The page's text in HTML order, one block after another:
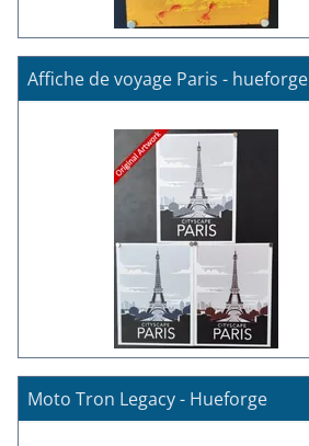
Affiche de voyage Paris - hueforge
Moto Tron Legacy - Hueforge